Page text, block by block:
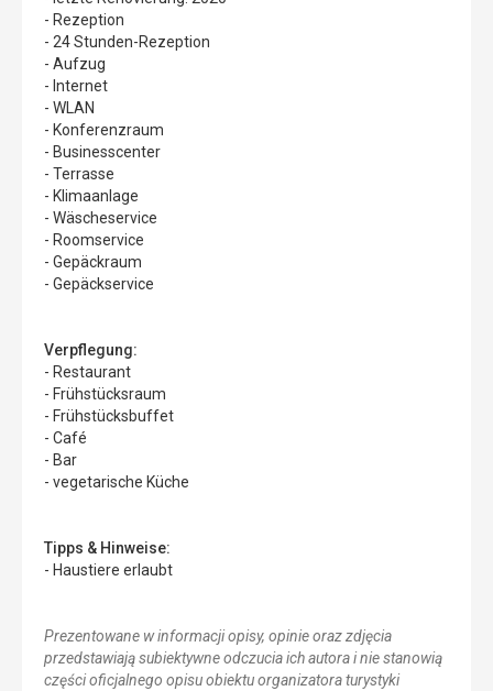
- Rezeption
- 24 Stunden-Rezeption
- Aufzug
- Internet
- WLAN
- Konferenzraum
- Businesscenter
- Terrasse
- Klimaanlage
- Wäscheservice
- Roomservice
- Gepäckraum
- Gepäckservice
Verpflegung:
- Restaurant
- Frühstücksraum
- Frühstücksbuffet
- Café
- Bar
- vegetarische Küche
Tipps & Hinweise:
- Haustiere erlaubt
Prezentowane w informacji opisy, opinie oraz zdjęcia
przedstawiają subiektywne odczucia ich autora i nie stanowią
części oficjalnego opisu obiektu organizatora turystyki